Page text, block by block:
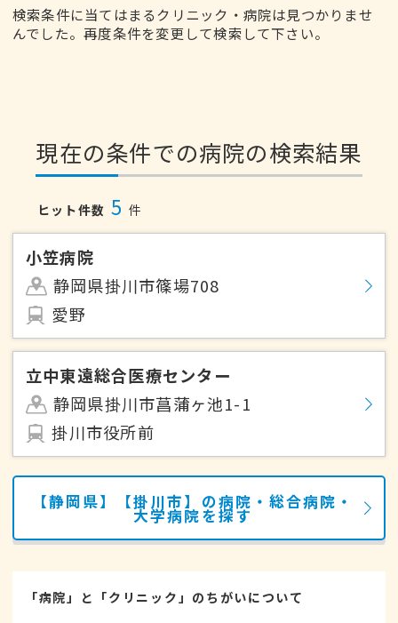
検索条件に当てはまるクリニック・病院は見つかりませ
んでした。再度条件を変更して検索して下さい。
現在の条件での病院の検索結果
ヒット件数 5 件
小笠病院
静岡県掛川市篠場708
愛野
立中東遠総合医療センター
静岡県掛川市菖蒲ヶ池1-1
掛川市役所前
【静岡県】【掛川市】の病院・総合病院・
大学病院を探す
「病院」と「クリニック」のちがいについて